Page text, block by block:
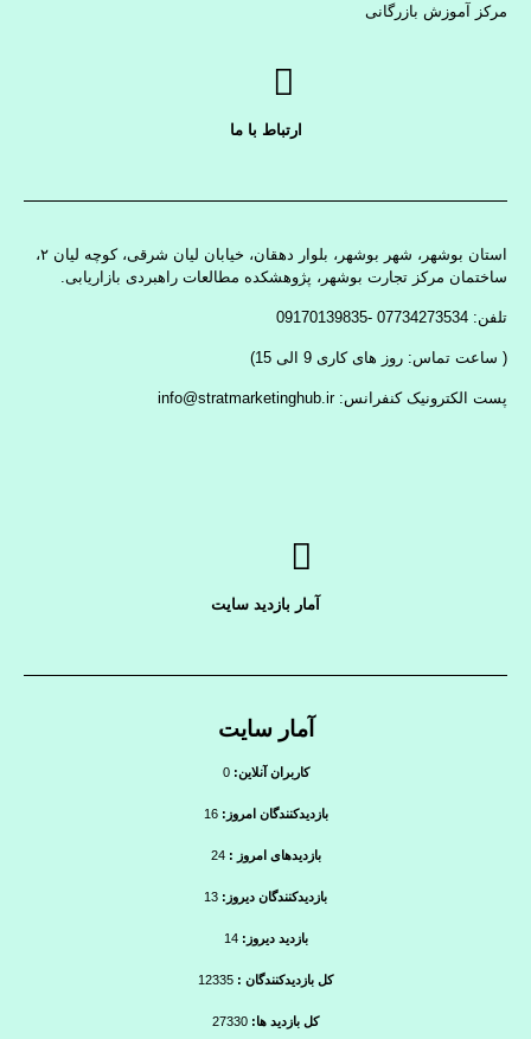
مرکز آموزش بازرگانی
ارتباط با ما
استان بوشهر، شهر بوشهر، بلوار دهقان، خیابان لیان شرقی، کوچه لیان ۲،
ساختمان مرکز تجارت بوشهر، پژوهشکده مطالعات راهبردی بازاریابی.
تلفن: 07734273534 -09170139835
( ساعت تماس: روز های کاری 9 الی 15)
پست الکترونیک کنفرانس: info@stratmarketinghub.ir
آمار بازدید سایت
آمار سایت
کاربران آنلاین:0
بازدیدکنندگان امروز: 16
بازدیدهای امروز : 24
بازدیدکنندگان دیروز:
بازدید دیروز:14
کل بازدیدکنندگان :
کل بازدید ها: